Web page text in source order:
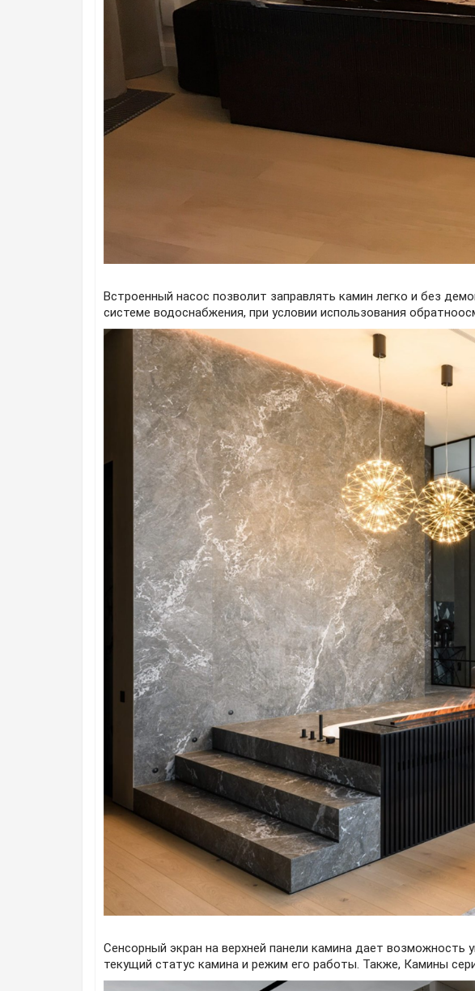
Встроенный насос позволит заправлять камин легко и без
системе водоснабжения, при условии использования
Сенсорный экран на верхней панели камина дает
текущий статус камина и режим его работы. Также, Камины